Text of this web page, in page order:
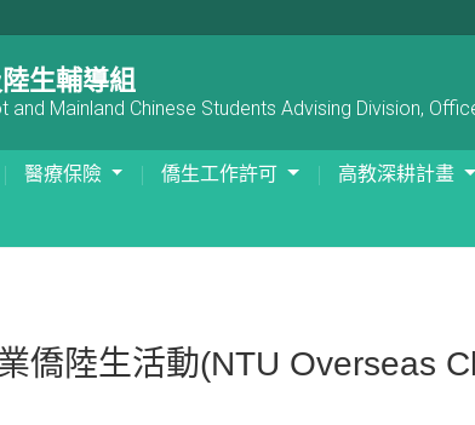
生輔導組
and Mainland Chinese Students Advising Division,
醫療保險 僑生工作許可 高教深耕計畫
僑陸生活動(NTU Overseas